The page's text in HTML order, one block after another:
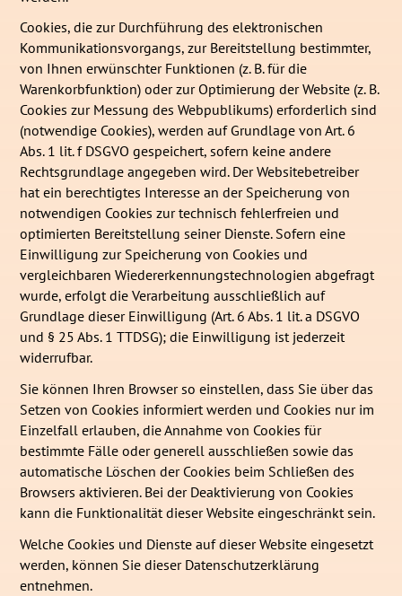
Cookies, die zur Durchführung des elektronischen
Kommunikationsvorgangs, zur Bereitstellung bestimmter,
von Ihnen erwünschter Funktionen (z. B. für die
Warenkorbfunktion) oder zur Optimierung der Website (z. B.
Cookies zur Messung des Webpublikums) erforderlich sind
(notwendige Cookies), werden auf Grundlage von Art. 6
Abs. 1 lit. f DSGVO gespeichert, sofern keine andere
Rechtsgrundlage angegeben wird. Der Websitebetreiber
hat ein berechtigtes Interesse an der Speicherung von
notwendigen Cookies zur technisch fehlerfreien und
optimierten Bereitstellung seiner Dienste. Sofern eine
Einwilligung zur Speicherung von Cookies und
vergleichbaren Wiedererkennungstechnologien abgefragt
wurde, erfolgt die Verarbeitung ausschließlich auf
Grundlage dieser Einwilligung (Art. 6 Abs. 1 lit. a DSGVO
und § 25 Abs. 1 TTDSG); die Einwilligung ist jederzeit
widerrufbar.
Sie können Ihren Browser so einstellen, dass Sie über das
Setzen von Cookies informiert werden und Cookies nur im
Einzelfall erlauben, die Annahme von Cookies für
bestimmte Fälle oder generell ausschließen sowie das
automatische Löschen der Cookies beim Schließen des
Browsers aktivieren. Bei der Deaktivierung von Cookies
kann die Funktionalität dieser Website eingeschränkt sein.
Welche Cookies und Dienste auf dieser Website eingesetzt
werden, können Sie dieser Datenschutzerklärung
entnehmen.